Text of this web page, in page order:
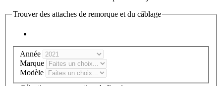
Trouver des attaches de remorque et du câblage
Année
Marque
Modèle